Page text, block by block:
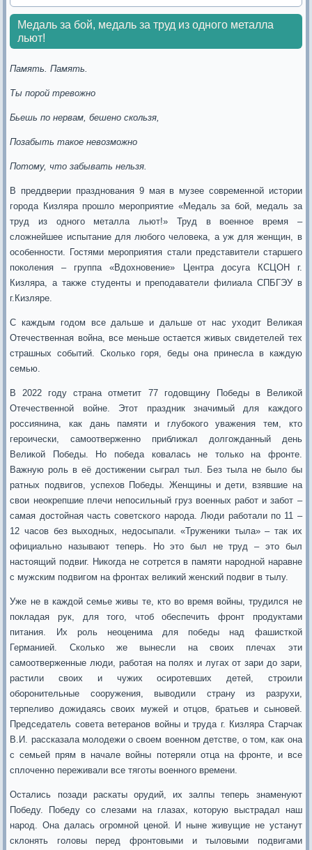
Медаль за бой, медаль за труд из одного металла
льют!
Память. Память.
Ты порой тревожно
Бьешь по нервам, бешено скользя,
Позабыть такое невозможно
Потому, что забывать нельзя.
В преддверии празднования 9 мая в музее современной истории
города Кизляра прошло мероприятие «Медаль за бой, медаль за
труд из одного металла льют!» Труд в военное время –
сложнейшее испытание для любого человека, а уж для женщин, в
особенности. Гостями мероприятия стали представители старшего
поколения – группа «Вдохновение» Центра досуга КСЦОН г.
Кизляра, а также студенты и преподаватели филиала СПБГЭУ в
г.Кизляре.
С каждым годом все дальше и дальше от нас уходит Великая
Отечественная война, все меньше остается живых свидетелей тех
страшных событий. Сколько горя, беды она принесла в каждую
семью.
В 2022 году страна отметит 77 годовщину Победы в Великой
Отечественной войне. Этот праздник значимый для каждого
россиянина, как дань памяти и глубокого уважения тем, кто
героически, самоотверженно приближал долгожданный день
Великой Победы. Но победа ковалась не только на фронте.
Важную роль в её достижении сыграл тыл. Без тыла не было бы
ратных подвигов, успехов Победы. Женщины и дети, взявшие на
свои неокрепшие плечи непосильный груз военных работ и забот –
самая достойная часть советского народа. Люди работали по 11 –
12 часов без выходных, недосыпали. «Труженики тыла» – так их
официально называют теперь. Но это был не труд – это был
настоящий подвиг. Никогда не сотрется в памяти народной наравне
с мужским подвигом на фронтах великий женский подвиг в тылу.
Уже не в каждой семье живы те, кто во время войны, трудился не
покладая рук, для того, чтоб обеспечить фронт продуктами
питания. Их роль неоценима для победы над фашисткой
Германией. Сколько же вынесли на своих плечах эти
самоотверженные люди, работая на полях и лугах от зари до зари,
растили своих и чужих осиротевших детей, строили
оборонительные сооружения, выводили страну из разрухи,
терпеливо дожидаясь своих мужей и отцов, братьев и сыновей.
Председатель совета ветеранов войны и труда г. Кизляра Старчак
В.И. рассказала молодежи о своем военном детстве, о том, как она
с семьей прям в начале войны потеряли отца на фронте, и все
сплоченно переживали все тяготы военного времени.
Остались позади раскаты орудий, их залпы теперь знаменуют
Победу. Победу со слезами на глазах, которую выстрадал наш
народ. Она далась огромной ценой. И ныне живущие не устанут
склонять головы перед фронтовыми и тыловыми подвигами